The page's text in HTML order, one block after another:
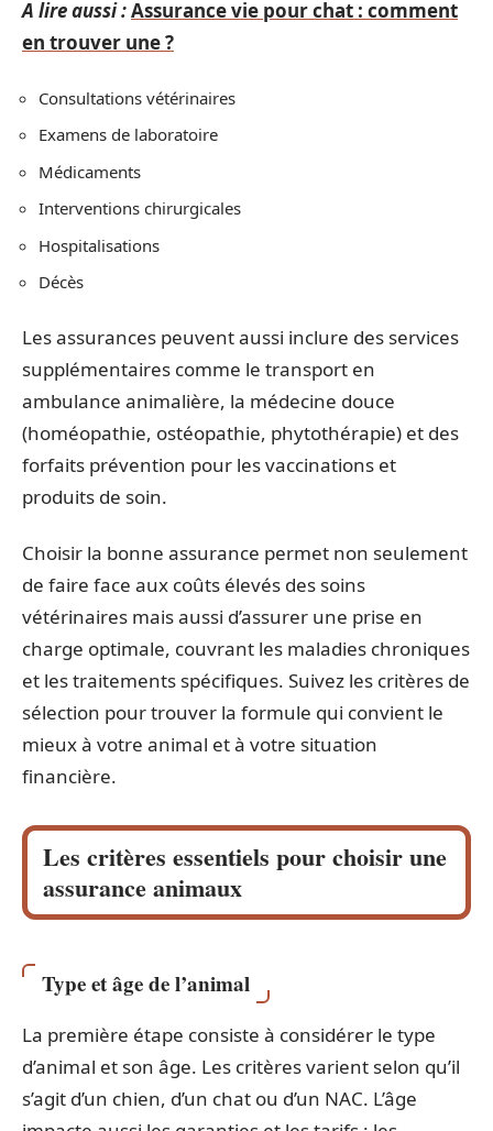
A lire aussi :Assurance vie pour chat : comment
en trouver une ?
Consultations vétérinaires
Examens de laboratoire
Médicaments
Interventions chirurgicales
Hospitalisations
Décès
Les assurances peuvent aussi inclure des services
supplémentaires comme le transport en
ambulance animalière, la médecine douce
(homéopathie, ostéopathie, phytothérapie) et des
forfaits prévention pour les vaccinations et
produits de soin.
Choisir la bonne assurance permet non seulement
de faire face aux coûts élevés des soins
vétérinaires mais aussi d’assurer une prise en
charge optimale, couvrant les maladies chroniques
et les traitements spécifiques. Suivez les critères de
sélection pour trouver la formule qui convient le
mieux à votre animal et à votre situation
financière.
Les critères essentiels pour choisir une
assurance animaux
Type et âge de l’animal
La première étape consiste à considérer le type
d’animal et son âge. Les critères varient selon qu’il
s’agit d’un chien, d’un chat ou d’un NAC. L’âge